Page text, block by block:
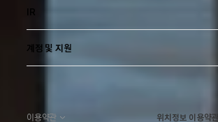
IR
계정 및 지원
이용약관 위치정보 이용약관